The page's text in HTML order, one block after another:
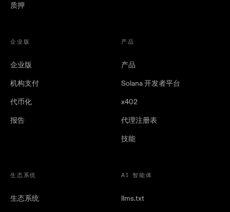
质押
企业版
企业版
机构支付
代币化
报告
产品
产品
Solana 开发者平台
x402
代理注册表
技能
生态系统
生态系统
AI 智能体
llms.txt